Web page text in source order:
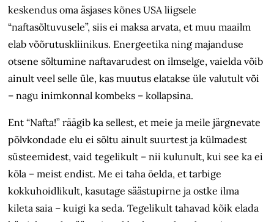
keskendus oma äsjases kõnes USA liigsele
“naftasõltuvusele”, siis ei maksa arvata, et muu maailm
elab võõrutuskliinikus. Energeetika ning majanduse
otsene sõltumine naftavarudest on ilmselge, vaielda võib
ainult veel selle üle, kas muutus elatakse üle valutult või
– nagu inimkonnal kombeks – kollapsina.
Ent “Nafta!” räägib ka sellest, et meie ja meile järgnevate
põlvkondade elu ei sõltu ainult suurtest ja külmadest
süsteemidest, vaid tegelikult – nii kulunult, kui see ka ei
kõla – meist endist. Me ei taha öelda, et tarbige
kokkuhoidlikult, kasutage säästupirne ja ostke ilma
kileta saia – kuigi ka seda. Tegelikult tahavad kõik elada